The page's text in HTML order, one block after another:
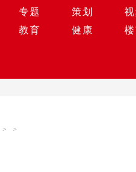
专题 策划
教育 健康
> >